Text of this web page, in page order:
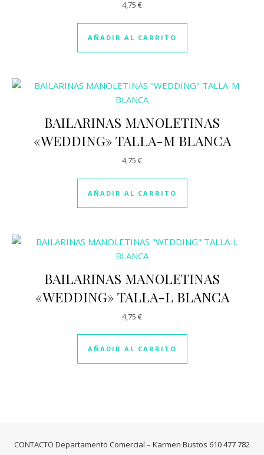
Valorado
2.97
de 5
4,75 €
AÑADIR AL CARRITO
BAILARINAS MANOLETINAS
«WEDDING» TALLA-M BLANCA
4,75 €
AÑADIR AL CARRITO
BAILARINAS MANOLETINAS
«WEDDING» TALLA-L BLANCA
4,75 €
AÑADIR AL CARRITO
CONTACTO Departamento Comercial – Karmen Bustos 610 477 782